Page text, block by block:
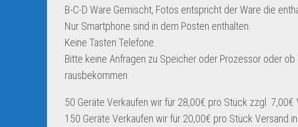
B-C-D Ware Gemischt, Fotos entspricht der Ware die
Nur Smartphone sind in dem Posten enthalten.
Keine Tasten Telefone.
Bitte keine Anfragen zu Speicher oder Prozessor oder
rausbekommen.
50 Geräte Verkaufen wir für 28,00€ pro Stück zzgl. 7,00€
150 Geräte Verkaufen wir für 20,00€ pro Stück Versand in